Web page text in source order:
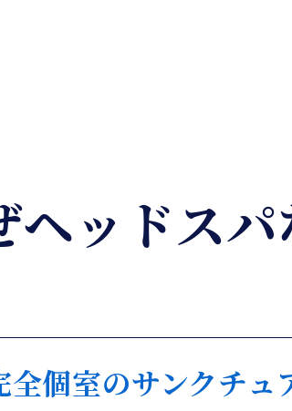
ヘッドスパ
全個室のサンクチュ